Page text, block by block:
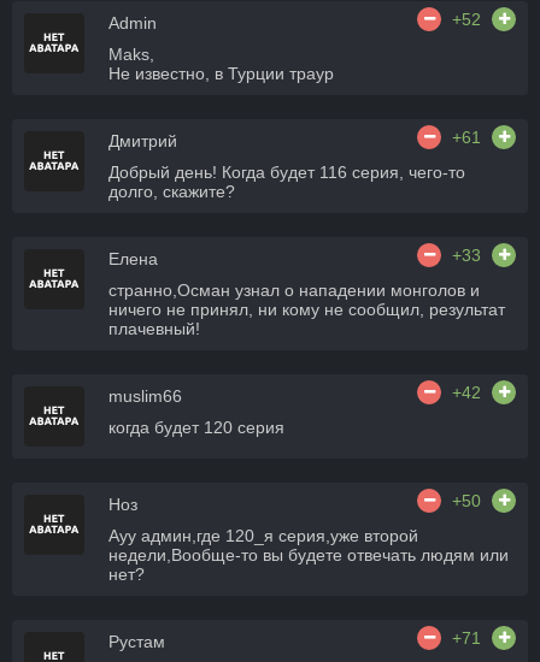
Admin
+52
Maks,
Не известно, в Турции траур
Дмитрий
+61
Добрый день! Когда будет 116 серия, чего-то
долго, скажите?
Елена
+33
странно,Осман узнал о нападении монголов и
ничего не принял, ни кому не сообщил, результат
плачевный!
muslim66
+42
когда будет 120 серия
Ноз
+50
Ауу админ,где 120_я серия,уже второй
недели,Вообще-то вы будете отвечать людям или
нет?
Рустам
+71